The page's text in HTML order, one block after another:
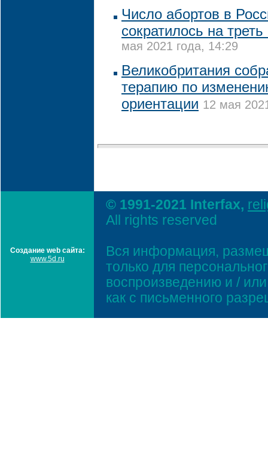
Число абортов в
сократилось на
мая 2021 года, 14:29
Великобритания
терапию по
ориентации 12 мая
Создание web сайта:
www.5d.ru
© 1991-2021 Interfax,
All rights reserved
Вся информация,
только для
воспроизведению и /
как с письменного